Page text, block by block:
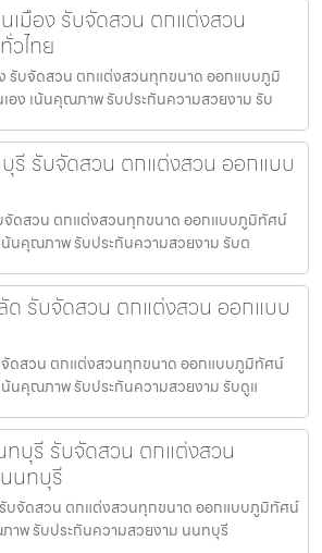
มือง รับจัดสวน ตกแต่งสวน
ไทย
รับจัดสวน ตกแต่งสวนทุกขนาด ออกแบบภูมิ
อง เน้นคุณภาพ รับประกันความสวยงาม รับ
รี รับจัดสวน ตกแต่งสวน ออกแบบ
ดสวน ตกแต่งสวนทุกขนาด ออกแบบภูมิทัศน์
น้นคุณภาพ รับประกันความสวยงาม รับต
ด รับจัดสวน ตกแต่งสวน ออกแบบ
ดสวน ตกแต่งสวนทุกขนาด ออกแบบภูมิทัศน์
น้นคุณภาพ รับประกันความสวยงาม รับดูแ
ทบุรี รับจัดสวน ตกแต่งสวน
นทบุรี
รับจัดสวน ตกแต่งสวนทุกขนาด ออกแบบภูมิทัศน์
าพ รับประกันความสวยงาม นนทบุรี